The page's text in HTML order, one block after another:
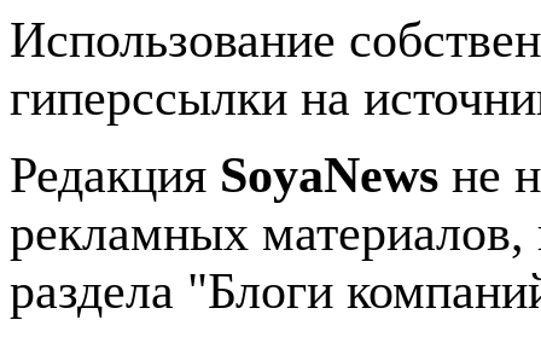
Использование
гиперссылки на
Редакция SoyaNews не
рекламных
раздела "Блоги